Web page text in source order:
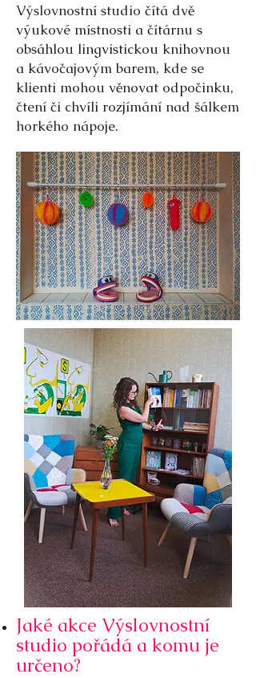
Výslovnostní studio čítá dvě
výukové místnosti a čítárnu s
obsáhlou lingvistickou knihovnou
a kávočajovým barem, kde se
klienti mohou věnovat odpočinku,
čtení či chvíli rozjímání nad šálkem
horkého nápoje.
Jaké akce Výslovnostní
studio pořádá a komu je
určeno?